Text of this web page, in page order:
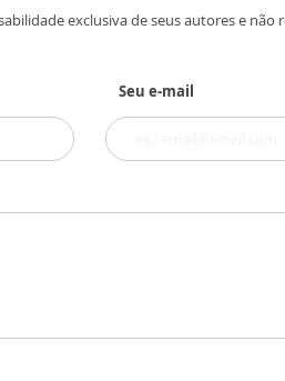
exclusiva de seus autores e
Seu e-mail